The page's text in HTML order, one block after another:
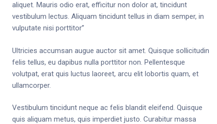
aliquet. Mauris odio erat, efficitur non dolor at, tincidunt
vestibulum lectus. Aliquam tincidunt tellus in diam semper, in
vulputate nisi porttitor”
Ultricies accumsan augue auctor sit amet. Quisque sollicitudin
felis tellus, eu dapibus nulla porttitor non. Pellentesque
volutpat, erat quis luctus laoreet, arcu elit lobortis quam, et
ullamcorper.
Vestibulum tincidunt neque ac felis blandit eleifend. Quisque
quis aliquam metus, quis imperdiet justo. Curabitur massa